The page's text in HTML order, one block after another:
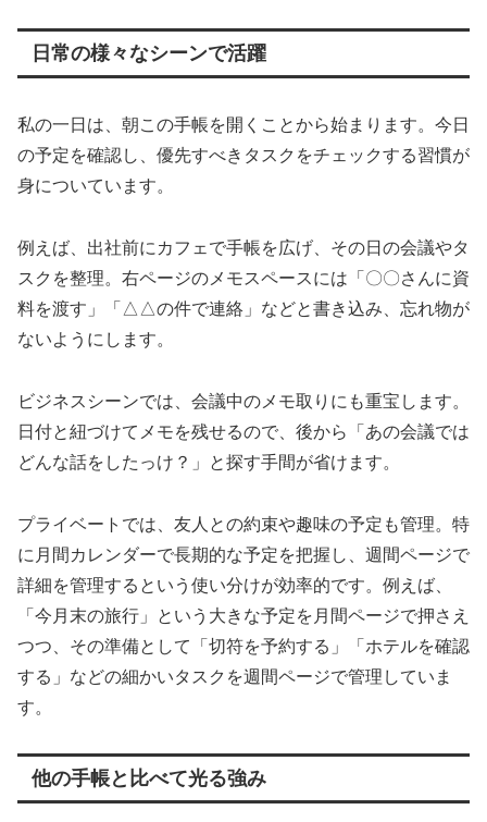
日常の様々なシーンで活躍
私の一日は、朝この手帳を開くことから始まります。今日
の予定を確認し、優先すべきタスクをチェックする習慣が
身についています。
例えば、出社前にカフェで手帳を広げ、その日の会議やタ
スクを整理。右ページのメモスペースには「〇〇さんに資
料を渡す」「△△の件で連絡」などと書き込み、忘れ物が
ないようにします。
ビジネスシーンでは、会議中のメモ取りにも重宝します。
日付と紐づけてメモを残せるので、後から「あの会議では
どんな話をしたっけ？」と探す手間が省けます。
プライベートでは、友人との約束や趣味の予定も管理。特
に月間カレンダーで長期的な予定を把握し、週間ページで
詳細を管理するという使い分けが効率的です。例えば、
「今月末の旅行」という大きな予定を月間ページで押さえ
つつ、その準備として「切符を予約する」「ホテルを確認
する」などの細かいタスクを週間ページで管理していま
す。
他の手帳と比べて光る強み